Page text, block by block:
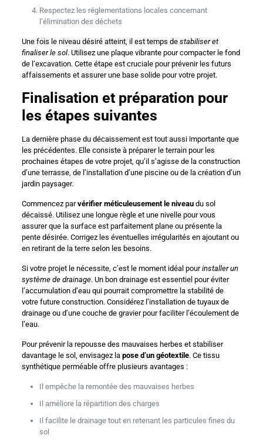
Respectez les réglementations locales concernant
l’élimination des déchets
Une fois le niveau désiré atteint, il est temps de stabiliser et
finaliser le sol. Utilisez une plaque vibrante pour compacter le fond
de l’excavation. Cette étape est cruciale pour prévenir les futurs
affaissements et assurer une base solide pour votre projet.
Finalisation et préparation pour
les étapes suivantes
La dernière phase du décaissement est tout aussi importante que
les précédentes. Elle consiste à préparer le terrain pour les
prochaines étapes de votre projet, qu’il s’agisse de la construction
d’une terrasse, de l’installation d’une piscine ou de la création d’un
jardin paysager.
Commencez parvérifier méticuleusement le niveaudu sol
décaissé. Utilisez une longue règle et une nivelle pour vous
assurer que la surface est parfaitement plane ou présente la
pente désirée. Corrigez les éventuelles irrégularités en ajoutant ou
en retirant de la terre selon les besoins.
Si votre projet le nécessite, c’est le moment idéal pourinstaller un
système de drainage. Un bon drainage est essentiel pour éviter
l’accumulation d’eau qui pourrait compromettre la stabilité de
votre future construction. Considérez l’installation de tuyaux de
drainage ou d’une couche de gravier pour faciliter l’écoulement de
l’eau.
Pour prévenir la repousse des mauvaises herbes et stabiliser
davantage le sol, envisagez la pose d’un géotextile. Ce tissu
synthétique perméable offre plusieurs avantages :
Il empêche la remontée des mauvaises herbes
Il améliore la répartition des charges
Il facilite le drainage tout en retenant les particules fines du
sol